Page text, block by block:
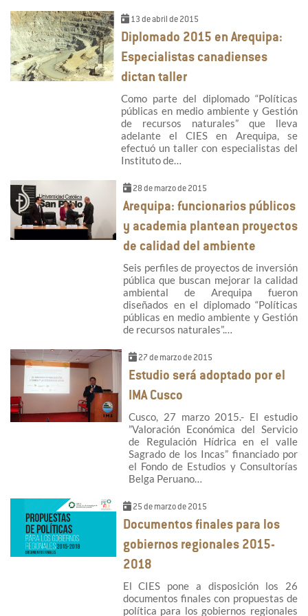
13 de abril de 2015
Diplomado 2015 en Arequipa:
Especialistas canadienses
dictan taller
Como parte del diplomado “Políticas
públicas en medio ambiente y Gestión
de recursos naturales” que lleva
adelante el CIES en Arequipa, se
efectuó un taller con especialistas del
Instituto de…
28 de marzo de 2015
Arequipa: funcionarios públicos
y academia plantean proyectos
de calidad del ambiente
Seis perfiles de proyectos de inversión
pública que buscan mejorar la calidad
ambiental de Arequipa fueron
diseñados en el diplomado “Políticas
públicas en medio ambiente y Gestión
de recursos naturales”.…
27 de marzo de 2015
Estudio será adoptado por el
IMA Cusco
Cusco, 27 marzo 2015.- El estudio
”Valoración Económica del Servicio
de Regulación Hídrica en el valle
Sagrado de los Incas” financiado por
el Fondo de Estudios y Consultorías
Belga Peruano…
25 de marzo de 2015
Documentos finales para los
gobiernos regionales 2015-
2018
El CIES pone a disposición los 26
documentos finales con propuestas de
política para los gobiernos regionales